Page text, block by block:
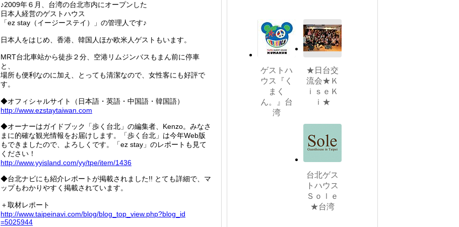
♪2009年６月、台湾の台北市内にオープンした
日本人経営のゲストハウス
「ez stay（イージーステイ）」の管理人です♪
日本人をはじめ、香港、韓国人ほか欧米人ゲストもいます。
MRT台北車站から徒歩２分、空港リムジンバスもまん前に停車
と、
場所も便利なのに加え、とっても清潔なので、女性客にも好評で
す。
◆オフィシャルサイト（日本語・英語・中国語・韓国語）
http://www.ezstaytaiwan.com
◆オーナーはガイドブック「歩く台北」の編集者、Kenzo。みなさ
まに的確な観光情報をお届けします。「歩く台北」は今年Web版
もできましたので、よろしくです。「ez stay」のレポートも見て
ください！
http://www.yyisland.com/yy/tpe/item/1436
◆台北ナビにも紹介レポートが掲載されました!! とても詳細で、マ
ップもわかりやすく掲載されています。
＋取材レポート
http://www.taipeinavi .com/blog/blog _top_view.php?blog_id
=5025944
ゲストハ
ウス『く
まく
ん。』台
湾
★日台交
流会★Ｋ
ｉｓｅＫ
ｉ★
台北ゲス
トハウス
Ｓｏｌｅ
★台湾